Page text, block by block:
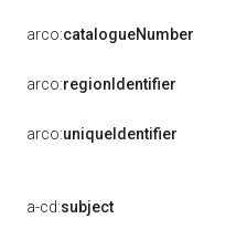
arco:catalogueNumber
arco:regionIdentifier
arco:uniqueIdentifier
a-cd:subject